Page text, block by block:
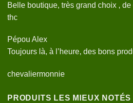
Belle boutique, très grand choix ,
thc
Pépou Alex
Toujours là, à l’heure, des bons
chevaliermonnie
PRODUITS LES MIEUX NOTÉS